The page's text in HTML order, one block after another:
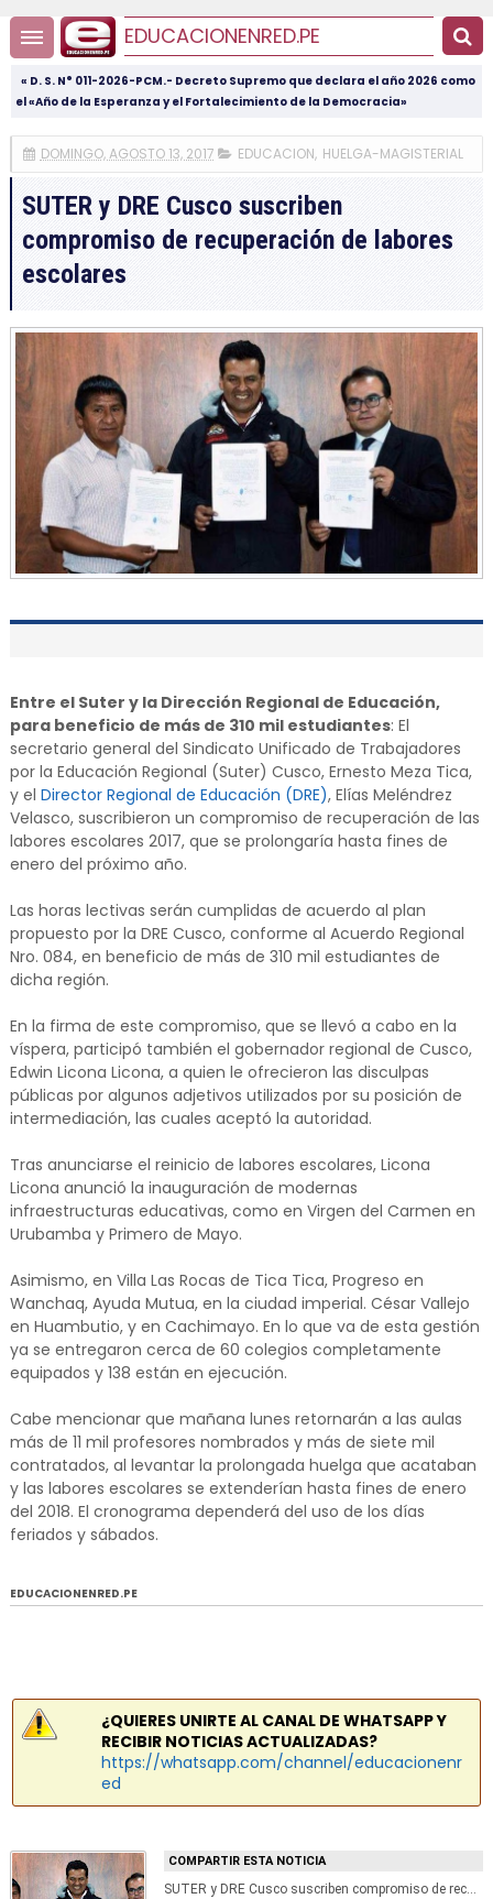
EDUCACIONENRED.PE
« D. S. N° 011-2026-PCM.- Decreto Supremo que declara el año 2026 como
el «Año de la Esperanza y el Fortalecimiento de la Democracia»
DOMINGO, AGOSTO 13, 2017 EDUCACION, HUELGA-MAGISTERIAL
SUTER y DRE Cusco suscriben
compromiso de recuperación de labores
escolares
Entre el Suter y la Dirección Regional de Educación,
para beneficio de más de 310 mil estudiantes: El
secretario general del Sindicato Unificado de Trabajadores
por la Educación Regional (Suter) Cusco, Ernesto Meza Tica,
y el Director Regional de Educación (DRE), Elías Meléndrez
Velasco, suscribieron un compromiso de recuperación de las
labores escolares 2017, que se prolongaría hasta fines de
enero del próximo año.
Las horas lectivas serán cumplidas de acuerdo al plan
propuesto por la DRE Cusco, conforme al Acuerdo Regional
Nro. 084, en beneficio de más de 310 mil estudiantes de
dicha región.
En la firma de este compromiso, que se llevó a cabo en la
víspera, participó también el gobernador regional de Cusco,
Edwin Licona Licona, a quien le ofrecieron las disculpas
públicas por algunos adjetivos utilizados por su posición de
intermediación, las cuales aceptó la autoridad.
Tras anunciarse el reinicio de labores escolares, Licona
Licona anunció la inauguración de modernas
infraestructuras educativas, como en Virgen del Carmen en
Urubamba y Primero de Mayo.
Asimismo, en Villa Las Rocas de Tica Tica, Progreso en
Wanchaq, Ayuda Mutua, en la ciudad imperial. César Vallejo
en Huambutio, y en Cachimayo. En lo que va de esta gestión
ya se entregaron cerca de 60 colegios completamente
equipados y 138 están en ejecución.
Cabe mencionar que mañana lunes retornarán a las aulas
más de 11 mil profesores nombrados y más de siete mil
contratados, al levantar la prolongada huelga que acataban
y las labores escolares se extenderían hasta fines de enero
del 2018. El cronograma dependerá del uso de los días
feriados y sábados.
EDUCACIONENRED.PE
¿QUIERES UNIRTE AL CANAL DE WHATSAPP Y
RECIBIR NOTICIAS ACTUALIZADAS?
https://whatsapp.com/channel/educacionenr
ed
COMPARTIR ESTA NOTICIA
SUTER y DRE Cusco suscriben compromiso de recuperación de labores escolares